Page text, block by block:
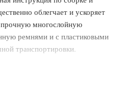
облегчает и ускоряет
многослойную
ремнями и с пластиковыми
транспортировки.
укреплены вставками из
упакованы в